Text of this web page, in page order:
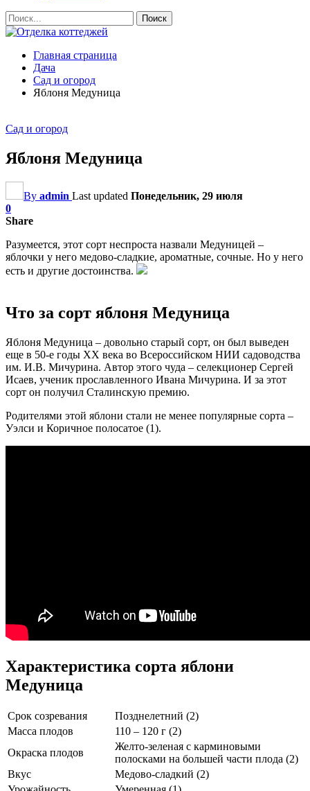
Главная страница
Дача
Сад и огород
Яблоня Медуница
Сад и огород
Яблоня Медуница
By admin Last updated Понедельник, 29 июля
0
Share
Разумеется, этот сорт неспроста назвали Медуницей –
яблочки у него медово-сладкие, ароматные, сочные. Но у него
есть и другие достоинства.
Что за сорт яблоня Медуница
Яблоня Медуница – довольно старый сорт, он был выведен
еще в 50-е годы ХХ века во Всероссийском НИИ садоводства
им. И.В. Мичурина. Автор этого чуда – селекционер Сергей
Исаев, ученик прославленного Ивана Мичурина. И за этот
сорт он получил Сталинскую премию.
Родителями этой яблони стали не менее популярные сорта –
Уэлси и Коричное полосатое (1).
Характеристика сорта яблони
Медуница
Срок созревания
Позднелетний (2)
Масса плодов
110 – 120 г (2)
Окраска плодов
Желто-зеленая с карминовыми
полосками на большей части плода (2)
Вкус
Медово-сладкий (2)